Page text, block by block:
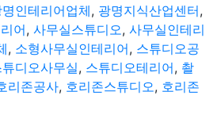
명인테리어업체, 광명지식산업센터,
어, 사무실스튜디오, 사무실인테리
, 소형사무실인테리어, 스튜디오공
튜디오사무실, 스튜디오테리어, 촬
리존공사, 호리존스튜디오, 호리존